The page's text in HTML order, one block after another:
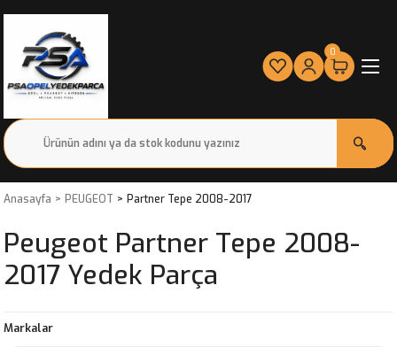
0
Anasayfa PEUGEOT Partner Tepe 2008-2017
Peugeot Partner Tepe 2008-
2017 Yedek Parça
Markalar